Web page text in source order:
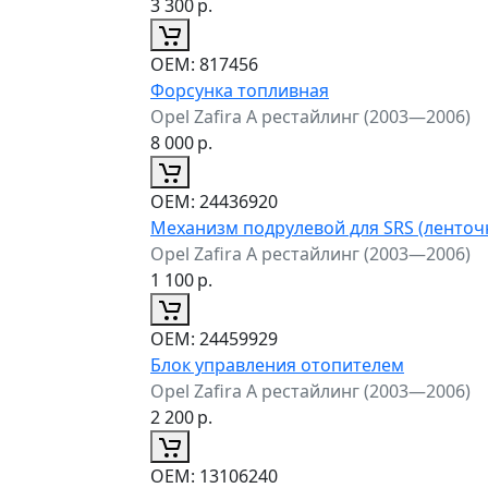
3 300р.
ОЕМ: 817456
Форсунка топливная
Opel Zafira A рестайлинг (2003—2006)
8 000р.
ОЕМ: 24436920
Механизм подрулевой для SRS
Opel Zafira A рестайлинг (2003—2006)
1 100р.
ОЕМ: 24459929
Блок управления отопителем
Opel Zafira A рестайлинг (2003—2006)
2 200р.
ОЕМ: 13106240